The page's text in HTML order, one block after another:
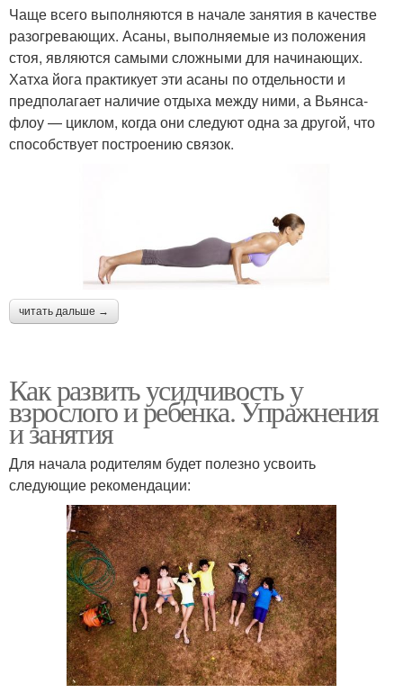
Чаще всего выполняются в начале занятия в качестве
разогревающих. Асаны, выполняемые из положения
стоя, являются самыми сложными для начинающих.
Хатха йога практикует эти асаны по отдельности и
предполагает наличие отдыха между ними, а Вьянса-
флоу — циклом, когда они следуют одна за другой, что
способствует построению связок.
читать дальше →
Как развить усидчивость у
взрослого и ребенка. Упражнения
и занятия
Для начала родителям будет полезно усвоить
следующие рекомендации: